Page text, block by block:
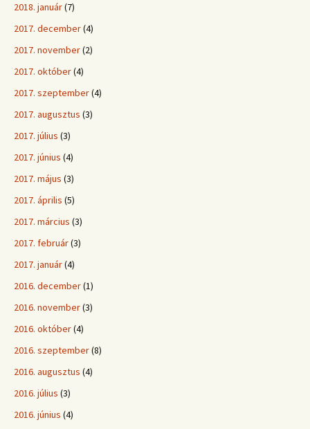
2018. január(7)
2017. december(4)
2017. november(2)
2017. október(4)
2017. szeptember(4)
2017. augusztus (3)
2017. július (3)
2017. június (4)
2017. május (3)
2017. április (5)
2017. március (3)
2017. február(3)
2017. január(4)
2016. december(1)
2016. november(3)
2016. október(4)
2016. szeptember(8)
2016. augusztus (4)
2016. július (3)
2016. június (4)